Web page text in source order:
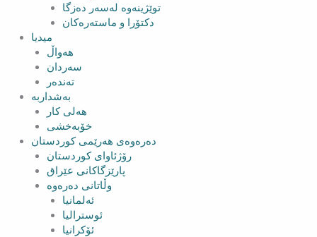
توێژینەوە لەسەر دەزگا
دکتۆرا و ماستەرەکان
میدیا
‌‌هەواڵ
سه‌ردان
تەندەر
بەشداربە
هەلی کار
خۆبەخشی
دەرەوەی هەرێمی کوردستان
رۆژئاوای کوردستان
پارێزگاکانی عێراق
وڵاتانی دەرەوە
ئەلمانیا
ئوسترالیا
ئۆکرانیا